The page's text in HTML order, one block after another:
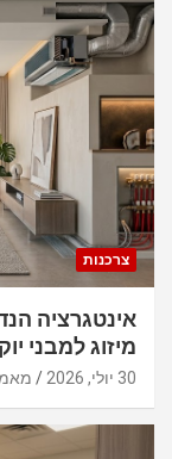
צרכנות
אינטגרציה
מיזוג למבני
30 יולי, 2026